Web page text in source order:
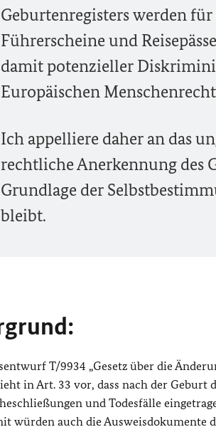
Geburtenregisters werden
Führerscheine und
damit potenzieller
Europäischen
Ich appelliere daher an das
rechtliche Anerkennung des
Grundlage der
bleibt.
T/9934 „Gesetz über die
in Art. 33 vor, dass nach der
und Todesfälle
würden auch die